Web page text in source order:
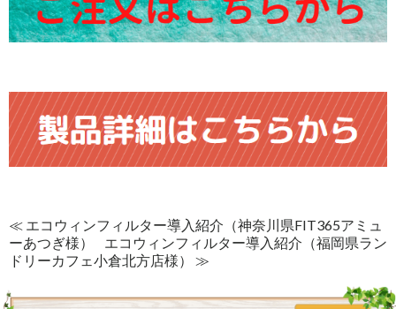
≪ エコウィンフィルター導入紹介（神奈川県FIT365アミュ
ーあつぎ様）
エコウィンフィルター導入紹介（福岡県ラン
ドリーカフェ小倉北方店様） ≫